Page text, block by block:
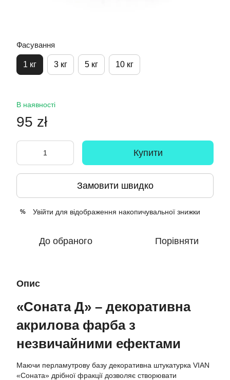
Фасування
1 кг 3 кг 5 кг 10 кг
В наявності
95 zł
Купити
Замовити швидко
% Увійти для відображення накопичувальної знижки
До обраного Порівняти
Опис
«Соната Д» – декоративна
акрилова фарба з
незвичайними ефектами
Маючи перламутрову базу декоративна штукатурка VIAN
«Соната» дрібної фракції дозволяє створювати